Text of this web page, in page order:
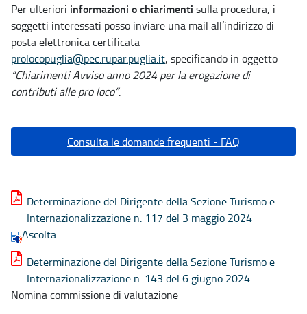
Per ulteriori informazioni o chiarimenti sulla procedura, i
soggetti interessati posso inviare una mail all’indirizzo di
posta elettronica certificata
prolocopuglia@pec.rupar.puglia.it, specificando in oggetto
“Chiarimenti Avviso anno 2024 per la erogazione di
contributi alle pro loco”.
Consulta le domande frequenti - FAQ
Determinazione del Dirigente della Sezione Turismo e
Internazionalizzazione n. 117 del 3 maggio 2024
Ascolta
Determinazione del Dirigente della Sezione Turismo e
Internazionalizzazione n. 143 del 6 giugno 2024
Nomina commissione di valutazione